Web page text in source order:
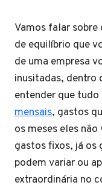
Vamos falar sobre
de equilíbrio que
de uma empresa
inusitadas, dentro
entender que
mensais, gastos
os meses eles
gastos fixos, já os
podem variar ou
extraordinária no